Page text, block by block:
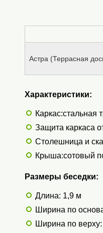
Астра (Террасная
Характеристики:
Каркас:стальная
Защита каркаса
Столешница и
Крыша:сотовый
Размеры беседки:
Длина: 1,9 м
Ширина по
Ширина по